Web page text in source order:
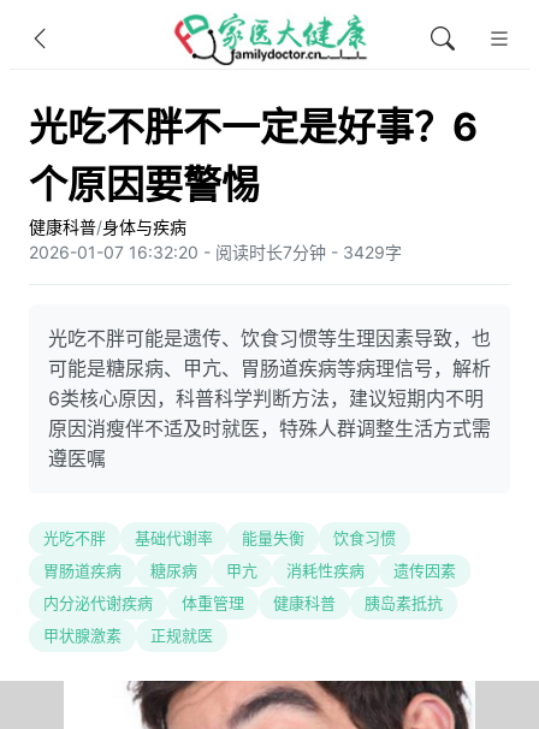
光吃不胖不一定是好事？6
个原因要警惕
健康科普/身体与疾病
2026-01-07 16:32:20 - 阅读时长7分钟 - 3429字
光吃不胖可能是遗传、饮食习惯等生理因素导致，也
可能是糖尿病、甲亢、胃肠道疾病等病理信号，解析
6类核心原因，科普科学判断方法，建议短期内不明
原因消瘦伴不适及时就医，特殊人群调整生活方式需
遵医嘱
光吃不胖 基础代谢率 能量失衡
饮食习惯
胃肠道疾病
糖尿病 甲亢 消耗性疾病
遗传因素
内分泌代谢疾病
体重管理 健康科普
胰岛素抵抗
甲状腺激素
正规就医